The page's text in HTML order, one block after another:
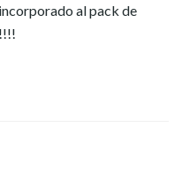
al pack de